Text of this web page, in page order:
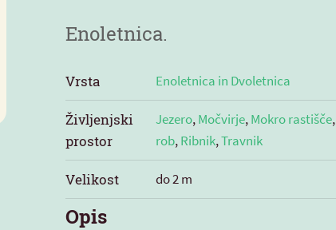
Enoletnica.
Vrsta Enoletnica in Dvoletnica
Življenjski
prostor
Jezero,Močvirje,Mokro rastišče,
rob,Ribnik,Travnik
Velikost do 2 m
Opis